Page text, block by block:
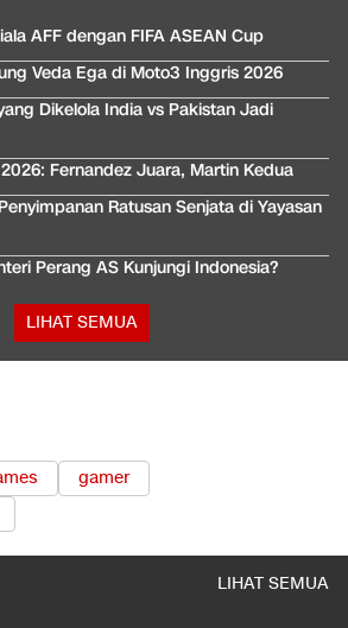
AFF dengan FIFA ASEAN Cup
Veda Ega di Moto3 Inggris 2026
Dikelola India vs Pakistan Jadi
Fernandez Juara, Martin Kedua
Ratusan Senjata di Yayasan
Perang AS Kunjungi Indonesia?
LIHAT SEMUA
gamer
LIHAT SEMUA